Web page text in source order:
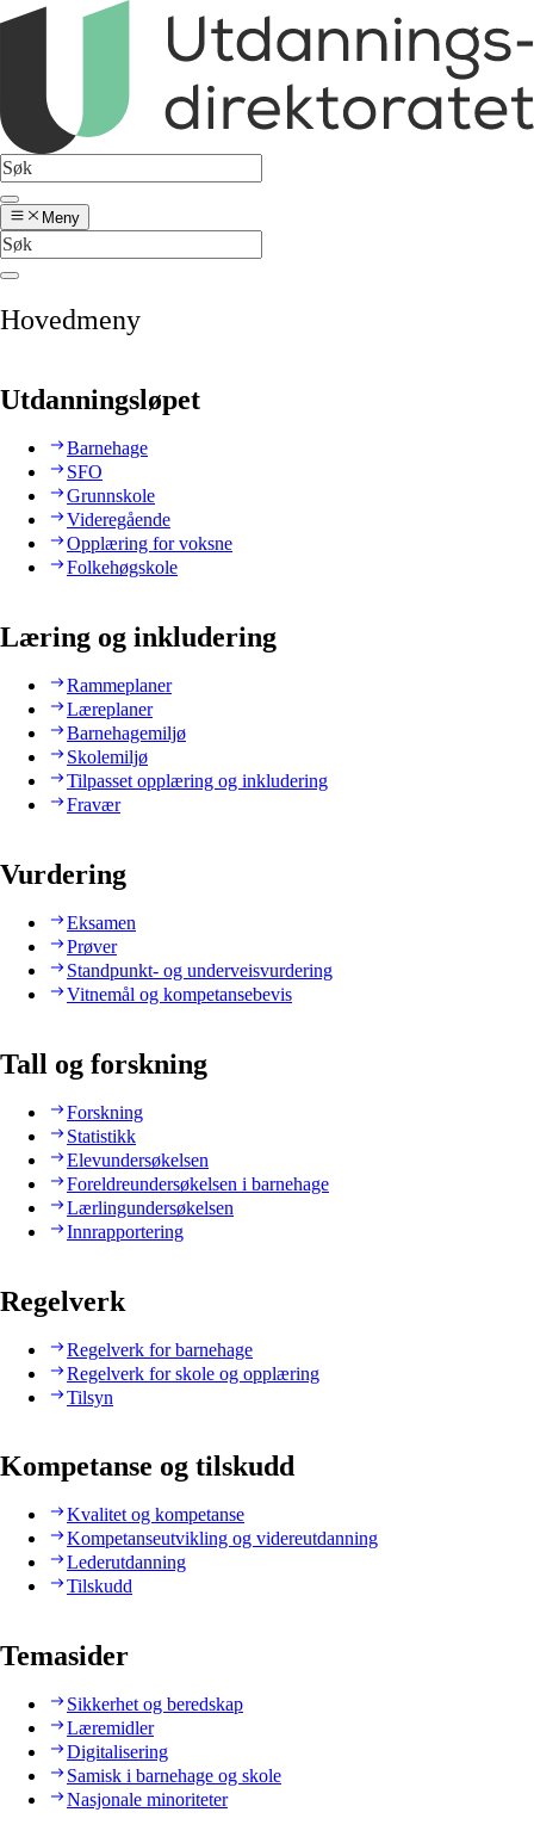
Meny
Hovedmeny
Utdanningsløpet
Barnehage
SFO
Grunnskole
Videregående
Opplæring for voksne
Folkehøgskole
Læring og inkludering
Rammeplaner
Læreplaner
Barnehagemiljø
Skolemiljø
Tilpasset opplæring og inkludering
Fravær
Vurdering
Eksamen
Prøver
Standpunkt- og underveisvurdering
Vitnemål og kompetansebevis
Tall og forskning
Forskning
Statistikk
Elevundersøkelsen
Foreldreundersøkelsen i barnehage
Lærlingundersøkelsen
Innrapportering
Regelverk
Regelverk for barnehage
Regelverk for skole og opplæring
Tilsyn
Kompetanse og tilskudd
Kvalitet og kompetanse
Kompetanseutvikling og videreutdanning
Lederutdanning
Tilskudd
Temasider
Sikkerhet og beredskap
Læremidler
Digitalisering
Samisk i barnehage og skole
Nasjonale minoriteter